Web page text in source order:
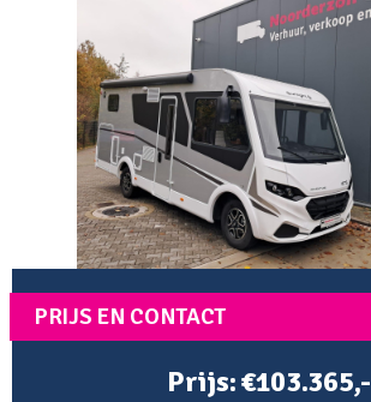
PRIJS EN CONTACT
Prijs: €103.365,-